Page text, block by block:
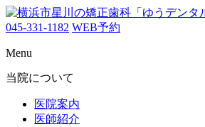
045-331-1182 WEB予約
Menu
当院について
医院案内
医師紹介